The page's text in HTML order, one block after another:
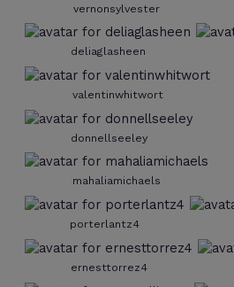
vernonsylvester
deliaglasheen
valentinwhitwort
donnellseeley
mahaliamichaels
porterlantz4
ernesttorrez4